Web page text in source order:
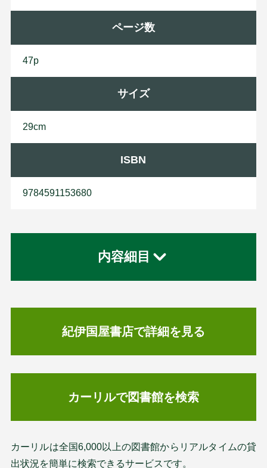
ページ数
47p
サイズ
29cm
ISBN
9784591153680
内容細目
紀伊国屋書店で詳細を見る
カーリルで図書館を検索
カーリルは全国6,000以上の図書館からリアルタイムの貸
出状況を簡単に検索できるサービスです。